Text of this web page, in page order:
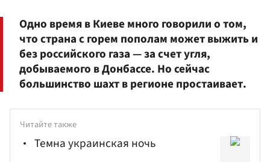
Одно время в Киеве много говорили о том,
что страна с горем пополам может выжить и
без российского газа — за счет угля,
добываемого в Донбассе. Но сейчас
большинство шахт в регионе простаивает.
Читайте также
Темна украинская ночь